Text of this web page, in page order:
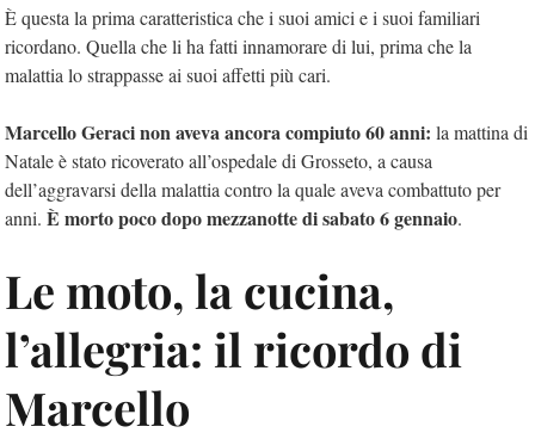
È questa la prima caratteristica che i suoi amici e i suoi familiari
ricordano. Quella che li ha fatti innamorare di lui, prima che la
malattia lo strappasse ai suoi affetti più cari.
Marcello Geraci non aveva ancora compiuto 60 anni: la mattina di
Natale è stato ricoverato all’ospedale di Grosseto, a causa
dell’aggravarsi della malattia contro la quale aveva combattuto per
anni. È morto poco dopo mezzanotte di sabato 6 gennaio.
Le moto, la cucina,
l’allegria: il ricordo di
Marcello